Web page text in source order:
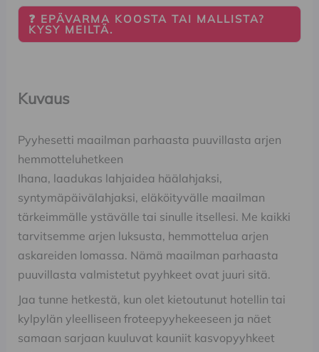
❓ EPÄVARMA KOOSTA TAI MALLISTA?
KYSY MEILTÄ.
Kuvaus
Pyyhesetti maailman parhaasta puuvillasta arjen
hemmotteluhetkeen
Ihana, laadukas lahjaidea häälahjaksi,
syntymäpäivälahjaksi, eläköityvälle maailman
tärkeimmälle ystävälle tai sinulle itsellesi. Me kaikki
tarvitsemme arjen luksusta, hemmottelua arjen
askareiden lomassa. Nämä maailman parhaasta
puuvillasta valmistetut pyyhkeet ovat juuri sitä.
Jaa tunne hetkestä, kun olet kietoutunut hotellin tai
kylpylän yleelliseen froteepyyhekeeseen ja näet
samaan sarjaan kuuluvat kauniit kasvopyyhkeet